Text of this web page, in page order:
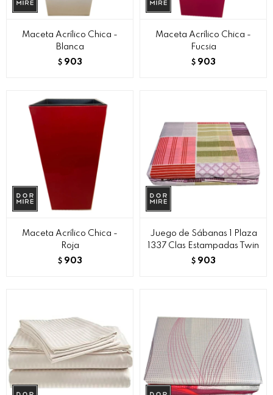
Maceta Acrílico Chica -
Blanca
$ 903
Maceta Acrílico Chica -
Fucsia
$ 903
Maceta Acrílico Chica -
Roja
$ 903
Juego de Sábanas 1 Plaza
1337 Clas Estampadas Twin
$ 903